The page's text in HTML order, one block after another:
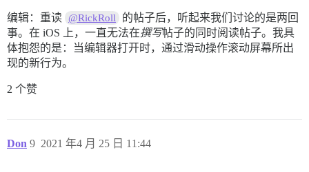
编辑：重读 @RickRoll
的帖子后，听起来我们讨论的是两回
事。在 iOS 上，一直无法在撰写帖子的同时阅读帖子。我具
体抱怨的是：当编辑器打开时，通过滑动操作滚动屏幕所出
现的新行为。
2 个赞
Don 2021 年4 月 25 日 11:44
9